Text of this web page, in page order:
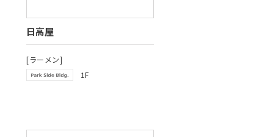
日高屋
[ラーメン]
1F